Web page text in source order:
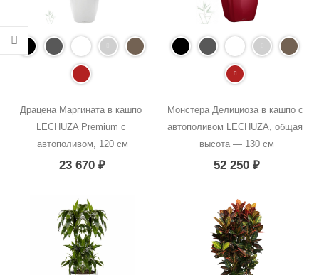
Драцена Маргината в кашпо
LECHUZA Premium с
автополивом, 120 см
23 670₽
Монстера Делициоза в кашпо с
автополивом LECHUZA, общая
высота — 130 см
52 250 ₽